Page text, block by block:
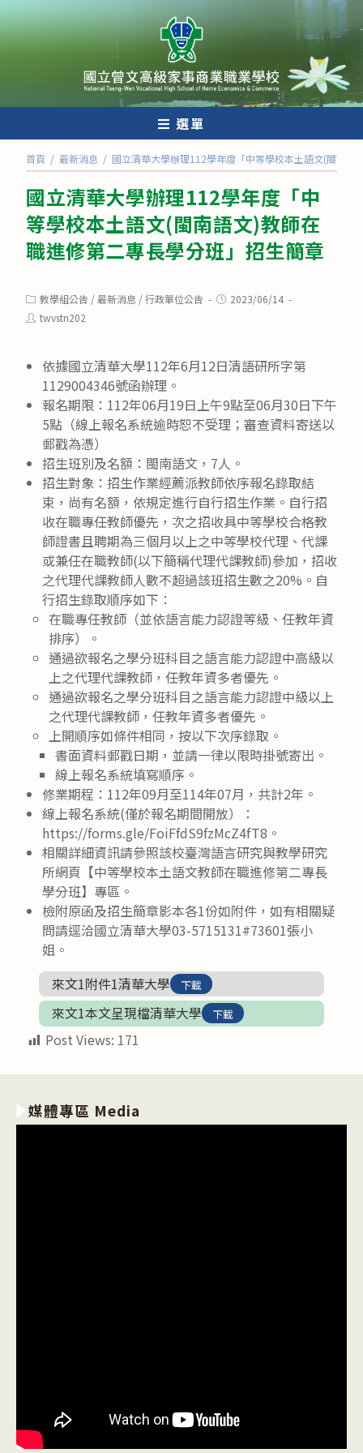
跳
轉
至
內
選單
首頁 / 最新消息 / 國立清華大學辦理112學年度「中等學校本土語文(閩南語
國立清華大學辦理112學年度「中
等學校本土語文(閩南語文)教師在
職進修第二專長學分班」招生簡章
Post
category:
教學組公告 /最新消息 /行政單位公告
Post2023/06/14
Posttwvstn202
依據國立清華大學112年6月12日清語研所字第
1129004346號函辦理。
報名期限：112年06月19日上午9點至06月30日下午
5點（線上報名系統逾時恕不受理；審查資料寄送以
郵戳為憑）
招生班別及名額：閩南語文，7人。
招生對象：招生作業經薦派教師依序報名錄取結
束，尚有名額，依規定進行自行招生作業。自行招
收在職專任教師優先，次之招收具中等學校合格教
師證書且聘期為三個月以上之中等學校代理、代課
或兼任在職教師(以下簡稱代理代課教師)參加，招收
之代理代課教師人數不超過該班招生數之20%。自
行招生錄取順序如下：
在職專任教師（並依語言能力認證等級、任教年資
排序）。
通過欲報名之學分班科目之語言能力認證中高級以
上之代理代課教師，任教年資多者優先。
通過欲報名之學分班科目之語言能力認證中級以上
之代理代課教師，任教年資多者優先。
上開順序如條件相同，按以下次序錄取。
書面資料郵戳日期，並請一律以限時掛號寄出。
線上報名系統填寫順序。
修業期程：112年09月至114年07月，共計2年。
線上報名系統(僅於報名期間開放）：
https://forms.gle/FoiFfdS9fzMcZ4fT8。
相關詳細資訊請參照該校臺灣語言研究與教學研究
所網頁【中等學校本土語文教師在職進修第二專長
學分班】專區。
檢附原函及招生簡章影本各1份如附件，如有相關疑
問請逕洽國立清華大學03-5715131#73601張小
姐。
來文1附件1清華大學
下載
來文1本文呈現檔清華大學 下載
Post Views: 171
媒體專區 Media